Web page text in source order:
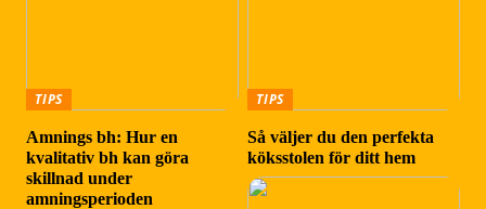
TIPS
Amnings bh: Hur en
kvalitativ bh kan göra
skillnad under
amningsperioden
TIPS
Så väljer du den perfekta
köksstolen för ditt hem